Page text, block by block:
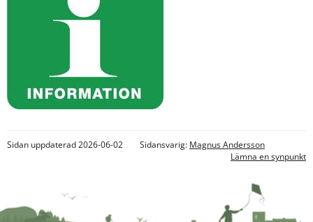
Sidan uppdaterad 2026-06-02 Sidansvarig: Magnus Andersson
Lämna en synpunkt